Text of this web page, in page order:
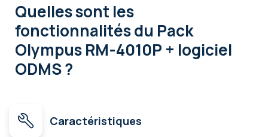
Quelles sont les
fonctionnalitésdu Pack
Olympus RM-4010P + logiciel
ODMS ?
Caractéristiques